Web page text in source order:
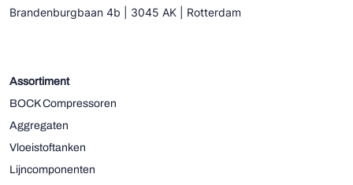
Brandenburgbaan 4b | 3045 AK | Rotterdam
Assortiment
BOCK Compressoren
Aggregaten
Vloeistoftanken
Lijncomponenten